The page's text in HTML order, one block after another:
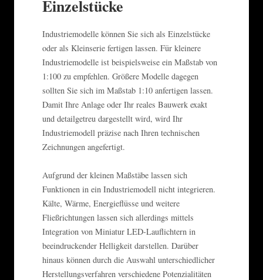
Einzelstücke
Industriemodelle können Sie sich als Einzelstücke
oder als Kleinserie fertigen lassen. Für kleinere
Industriemodelle ist beispielsweise ein Maßstab von
1:100 zu empfehlen. Größere Modelle dagegen
sollten Sie sich im Maßstab 1:10 anfertigen lassen.
Damit Ihre Anlage oder Ihr reales Bauwerk exakt
und detailgetreu dargestellt wird, wird Ihr
Industriemodell präzise nach Ihren technischen
Zeichnungen angefertigt.
Aufgrund der kleinen Maßstäbe lassen sich
Funktionen in ein Industriemodell nicht integrieren.
Kälte, Wärme, Energieflüsse und weitere
Fließrichtungen lassen sich allerdings mittels
Integration von Miniatur LED-Lauflichtern in
beeindruckender Helligkeit darstellen. Darüber
hinaus können durch die Auswahl unterschiedlicher
Herstellungsverfahren verschiedene Potenzialitäten